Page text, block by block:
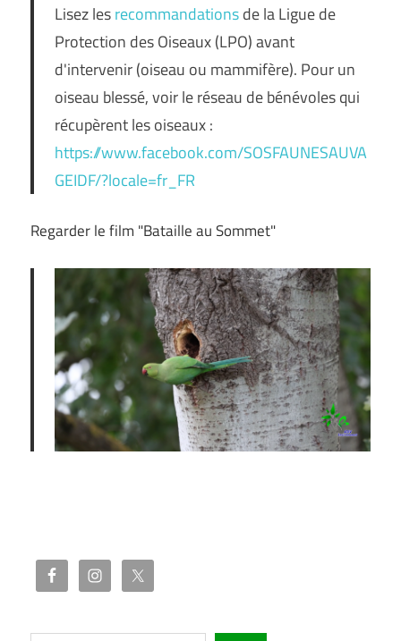
Lisez lesrecommandationsde la Ligue de
Protection des Oiseaux (LPO) avant
d'intervenir (oiseau ou mammifère). Pour un
oiseau blessé, voir le réseau de bénévoles qui
récupèrent les oiseaux :
https://www.facebook.com/SOSFAUNESAUVA
GEIDF/?locale=fr_FR
Regarder le film "Bataille au Sommet"